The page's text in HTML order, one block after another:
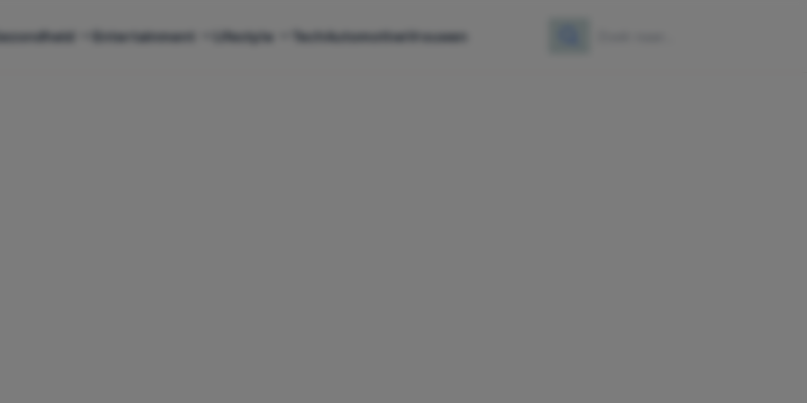
Entertainment Lifestyle TechAutomotiveVrouwen Zoeken